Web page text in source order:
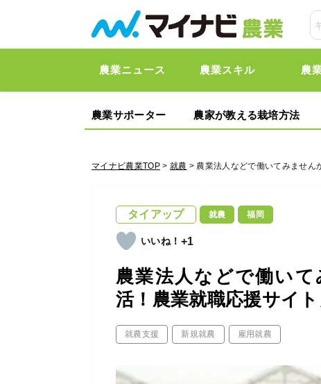
農業ニュース 農業スキル 農
農業サポーター 農家が教える栽培方法
マイナビ農業TOP> 就農 > 農業法人などで働いてみません
タイアップ 就農 福岡
+1
農業法人などで働い
活！農業就職応援サイ
就農支援 新規就農 雇用就農